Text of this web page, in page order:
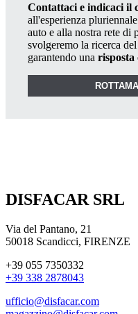
Contattaci e indicaci il
all'esperienza
auto e alla nostra rete di
svolgeremo la ricerca
garantendo una risposta
DISFACAR SRL
Via del Pantano, 21
50018 Scandicci, FIRENZE
+39 055 7350332
+39 338 2878043
ufficio@disfacar.com